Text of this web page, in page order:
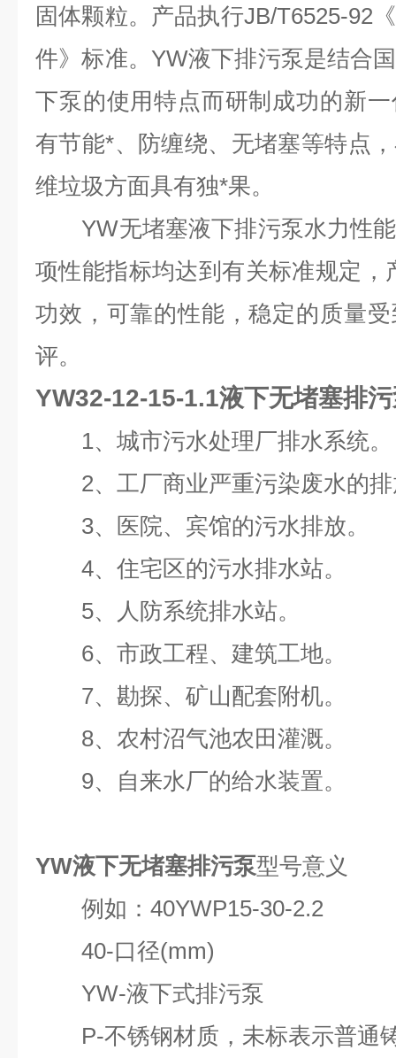
固体颗粒。产品执行JB/T6525-92
件》标准。YW液下排污泵是结合
下泵的使用特点而研制成功的新
有节能*、防缠绕、无堵塞等特点
维垃圾方面具有独*果。
YW无堵塞液下排污泵水力性能
项性能指标均达到有关标准规定，
功效，可靠的性能，稳定的质量
评。
YW32-12-15-1.1液下无堵塞排
1、城市污水处理厂排水系统。
2、工厂商业严重污染废水的排
3、医院、宾馆的污水排放。
4、住宅区的污水排水站。
5、人防系统排水站。
6、市政工程、建筑工地。
7、勘探、矿山配套附机。
8、农村沼气池农田灌溉。
9、自来水厂的给水装置。
YW液下无堵塞排污泵型号意义
例如：40YWP15-30-2.2
40-口径(mm)
YW-液下式排污泵
P-不锈钢材质，未标表示普通